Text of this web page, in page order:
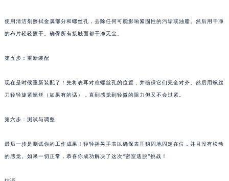
使用清洁剂擦拭金属部分和螺丝孔，去除任何可能影响紧固性的污垢或油脂。然后用干净
的布片轻轻擦干。确保所有接触面都干净无尘。
第五步：重新装配
现在是时候重新装配了！先将表耳对准螺丝孔的位置，并确保它们完全对齐。然后用螺丝
刀轻轻旋紧螺丝（如果有的话），直到感觉到轻微的阻力但又不会过紧。
第六步：测试与调整
最后一步是测试你的工作成果！轻轻摇晃手表以确保表耳稳固地固定在位，并且没有松动
的感觉。如果一切正常，恭喜你成功解决了这次“密室逃脱”挑战！